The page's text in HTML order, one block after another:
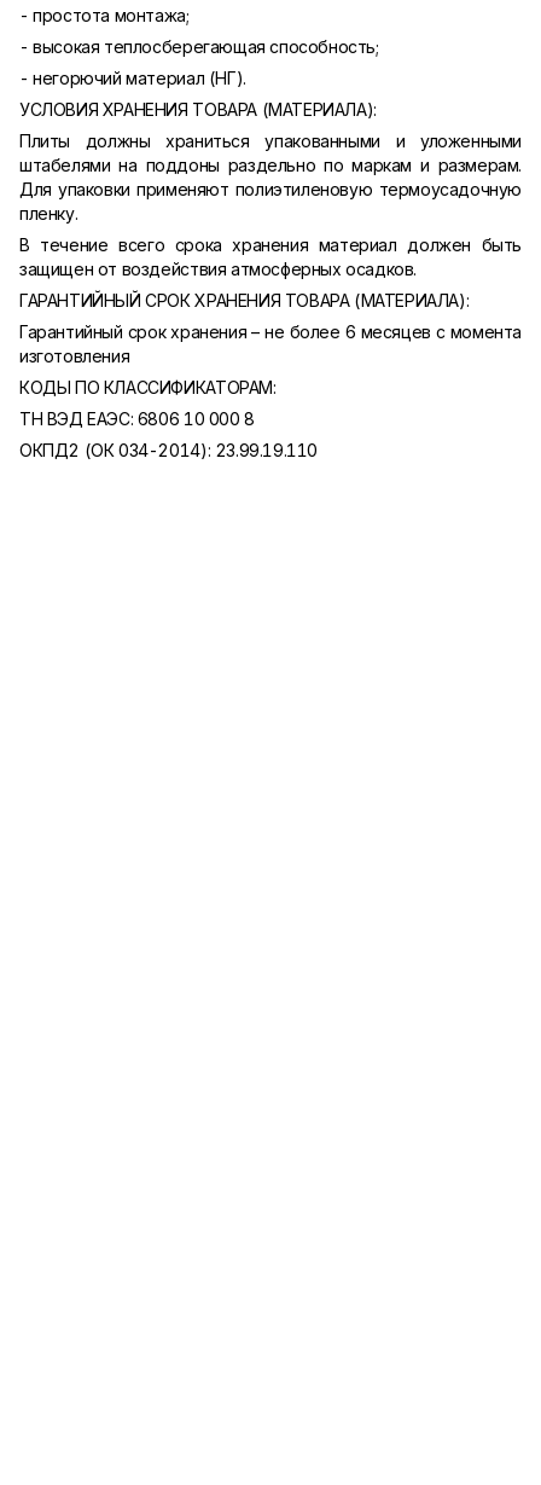
- простота монтажа;
- высокая теплосберегающая способность;
- негорючий материал (НГ).
УСЛОВИЯ ХРАНЕНИЯ ТОВАРА (МАТЕРИАЛА):
Плиты должны храниться упакованными и уложенными
штабелями на поддоны раздельно по маркам и размерам.
Для упаковки применяют полиэтиленовую термоусадочную
пленку.
В течение всего срока хранения материал должен быть
защищен от воздействия атмосферных осадков.
ГАРАНТИЙНЫЙ СРОК ХРАНЕНИЯ ТОВАРА (МАТЕРИАЛА):
Гарантийный срок хранения – не более 6 месяцев с момента
изготовления
КОДЫ ПО КЛАССИФИКАТОРАМ:
ТН ВЭД ЕАЭС: 6806 10 000 8
ОКПД2 (ОК 034-2014): 23.99.19.110